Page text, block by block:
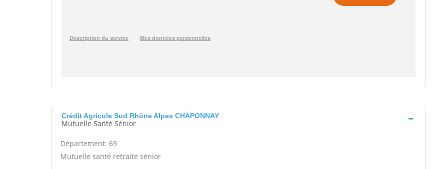
Crédit Agricole Sud Rhône Alpes CHAPONNAY
Mutuelle Santé Sénior
Département: 69
Mutuelle santé retraite sénior